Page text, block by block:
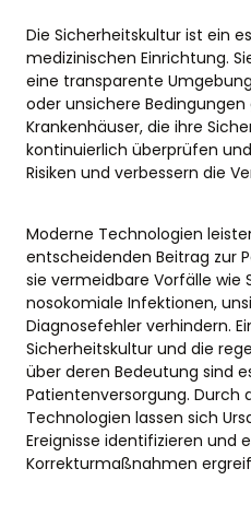
Die Sicherheitskultur ist ein
medizinischen Einrichtung.
eine transparente
oder unsichere
Krankenhäuser, die ihre
kontinuierlich überprüfen
Risiken und verbessern die
Moderne Technologien
entscheidenden Beitrag zur
sie vermeidbare Vorfälle wie
nosokomiale Infektionen,
Diagnosefehler verhindern.
Sicherheitskultur und die
über deren Bedeutung sind
Patientenversorgung. Durch
Technologien lassen sich
Ereignisse identifizieren und
Korrekturmaßnahmen